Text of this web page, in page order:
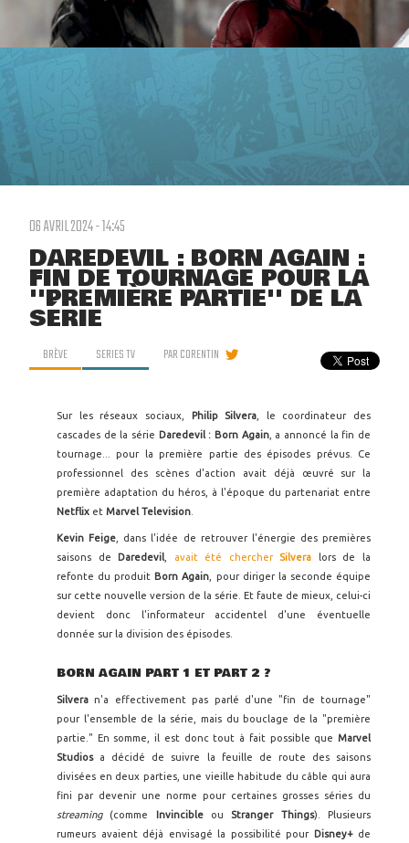
06 AVRIL 2024 - 14:45
DAREDEVIL : BORN AGAIN :
FIN DE TOURNAGE POUR LA
''PREMIÈRE PARTIE'' DE LA
SÉRIE
BRÈVE SERIES TV PARCORENTIN
Sur les réseaux sociaux, Philip Silvera , le coordinateur des
cascades de la série Daredevil : Born Again, a annoncé la fin de
tournage... pour la première partie des épisodes prévus. Ce
professionnel des scènes d'action avait déjà œuvré sur la
première adaptation du héros, à l'époque du partenariat entre
Netflix et Marvel Television
Kevin Feige , dans l'idée de retrouver l'énergie des premières
saisons de Daredevil avait été chercher Silvera lors de la
refonte du produit Born Again , pour diriger la seconde équipe
sur cette nouvelle version de la série. Et faute de mieux, celui-ci
devient donc l'informateur accidentel d'une éventuelle
donnée sur la division des épisodes.
BORN AGAIN PART 1 ET PART 2 ?
Silveran'a effectivement pas parlé d'une "fin de tournage"
pour l'ensemble de la série, mais du bouclage de la "première
partie." En somme, il est donc tout à fait possible que Marvel
Studiosa décidé de suivre la feuille de route des saisons
divisées en deux parties, une vieille habitude du câble qui aura
fini par devenir une norme pour certaines grosses séries du
streaming(comme Invincibleou Stranger Things). Plusieurs
rumeurs avaient déjà envisagé la possibilité pour Disney+de